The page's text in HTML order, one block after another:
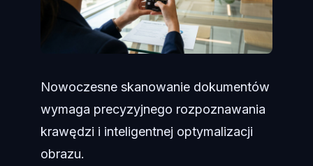
Nowoczesne skanowanie dokumentów
wymaga precyzyjnego rozpoznawania
krawędzi i inteligentnej optymalizacji
obrazu.